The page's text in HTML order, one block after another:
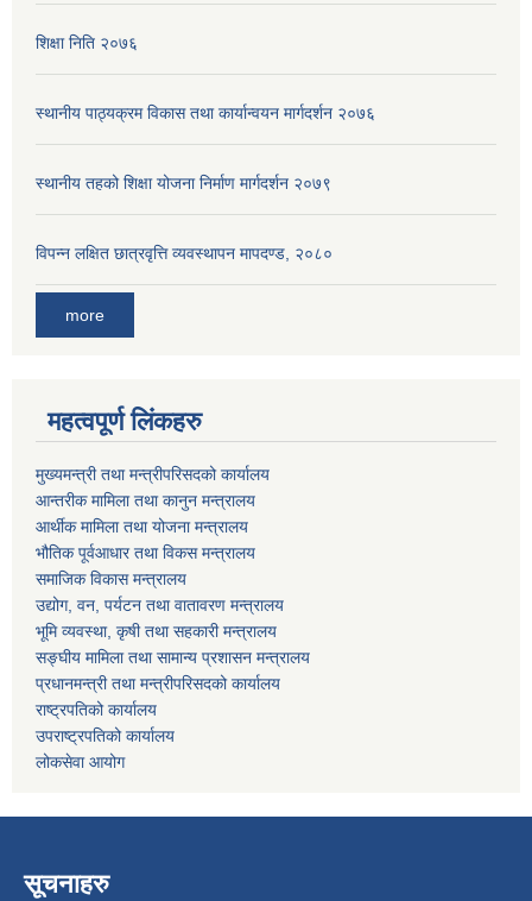
शिक्षा निति २०७६
स्थानीय पाठ्यक्रम विकास तथा कार्यान्वयन मार्गदर्शन २०७६
स्थानीय तहको शिक्षा योजना निर्माण मार्गदर्शन २०७९
विपन्न लक्षित छात्रवृत्ति व्यवस्थापन मापदण्ड, २०८०
more
महत्वपूर्ण लिंकहरु
मुख्यमन्त्री तथा मन्त्रीपरिसदको कार्यालय
आन्तरीक मामिला तथा कानुन मन्त्रालय
आर्थीक मामिला तथा योजना मन्त्रालय
भौतिक पूर्वआधार तथा विकस मन्त्रालय
समाजिक विकास मन्त्रालय
उद्योग, वन, पर्यटन तथा वातावरण मन्त्रालय
भूमि व्यवस्था, कृषी तथा सहकारी मन्त्रालय
सङ्घीय मामिला तथा सामान्य प्रशासन मन्त्रालय
प्रधानमन्त्री तथा मन्त्रीपरिसदको कार्यालय
राष्ट्रपतिको कार्यालय
उपराष्ट्रपतिको कार्यालय
लोकसेवा आयोग
सूचनाहरु